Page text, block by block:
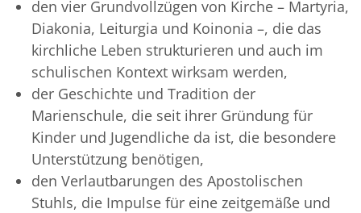
den vier Grundvollzügen von Kirche – Martyria,
Diakonia, Leiturgia und Koinonia –, die das
kirchliche Leben strukturieren und auch im
schulischen Kontext wirksam werden,
der Geschichte und Tradition der
Marienschule, die seit ihrer Gründung für
Kinder und Jugendliche da ist, die besondere
Unterstützung benötigen,
den Verlautbarungen des Apostolischen
Stuhls, die Impulse für eine zeitgemäße und